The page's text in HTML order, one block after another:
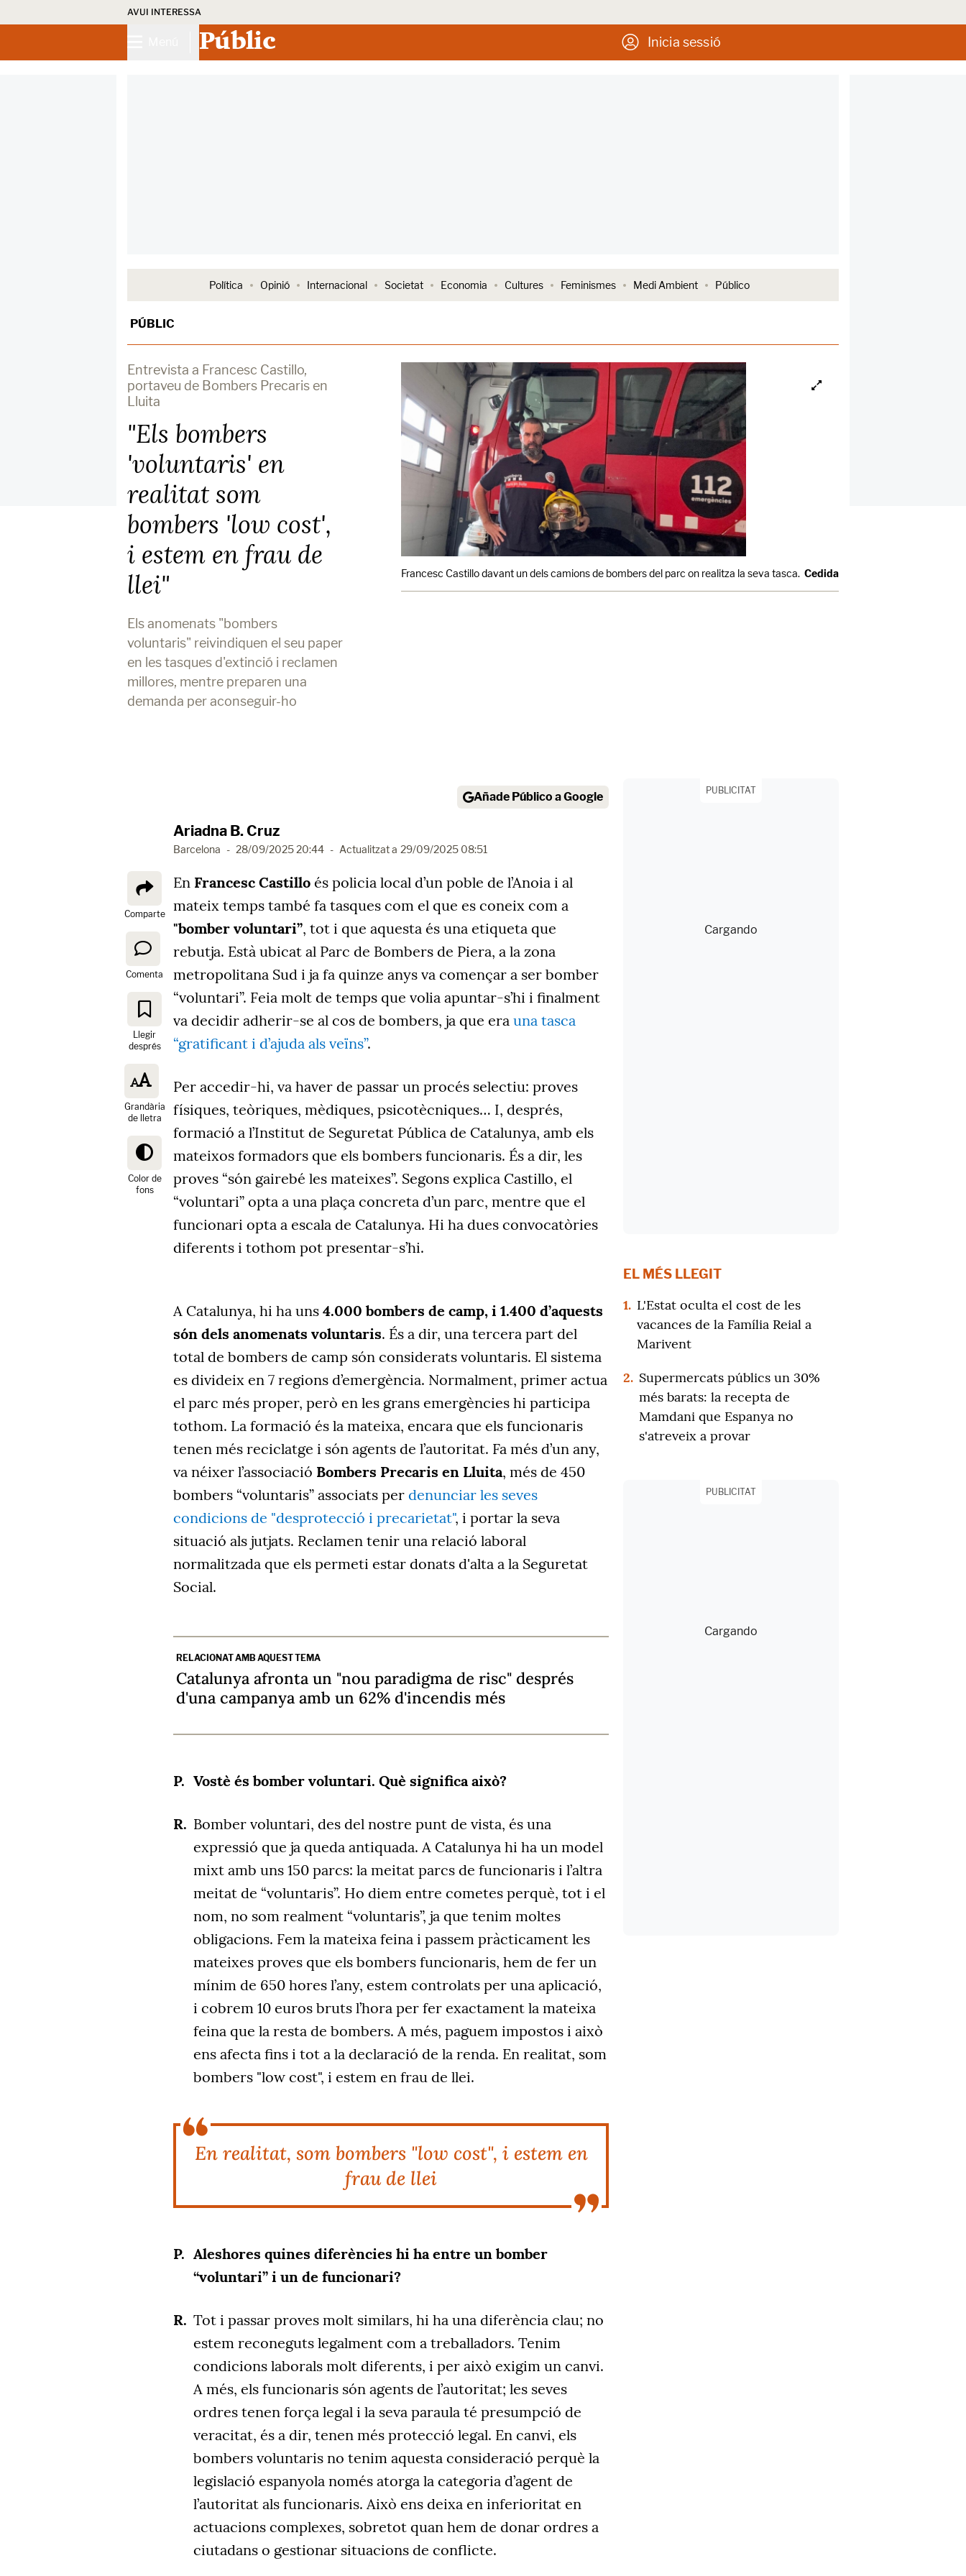
AVUI INTERESSA
Públic Inicia sessió
Política Opinió Internacional Societat Economia Cultures Feminismes Medi Ambient Público
PÚBLIC
Entrevista a Francesc Castillo,
portaveu de Bombers Precaris en
Lluita
"Els bombers
'voluntaris' en
realitat som
bombers 'low cost',
i estem en frau de
llei"
Els anomenats "bombers
voluntaris" reivindiquen el seu paper
en les tasques d'extinció i reclamen
millores, mentre preparen una
demanda per aconseguir-ho
Francesc Castillo davant un dels camions de bombers del parc on realitza la seva tasca. Cedida
Añade Público a Google
Ariadna B. Cruz
Barcelona - 28/09/2025 20:44 - Actualitzat a 29/09/2025 08:51
Comparte
Comenta
Llegir
després
Grandària
de lletra
Color de
fons
En Francesc Castillo és policia local d’un poble de l’Anoia i al
mateix temps també fa tasques com el que es coneix com a
"bomber voluntari”, tot i que aquesta és una etiqueta que
rebutja. Està ubicat al Parc de Bombers de Piera, a la zona
metropolitana Sud i ja fa quinze anys va començar a ser bomber
“voluntari”. Feia molt de temps que volia apuntar-s’hi i finalment
va decidir adherir-se al cos de bombers, ja que era una tasca
“gratificant i d’ajuda als veïns”.
Per accedir-hi, va haver de passar un procés selectiu: proves
físiques, teòriques, mèdiques, psicotècniques… I, després,
formació a l’Institut de Seguretat Pública de Catalunya, amb els
mateixos formadors que els bombers funcionaris. És a dir, les
proves “són gairebé les mateixes”. Segons explica Castillo, el
“voluntari” opta a una plaça concreta d’un parc, mentre que el
funcionari opta a escala de Catalunya. Hi ha dues convocatòries
diferents i tothom pot presentar-s’hi.
A Catalunya, hi ha uns 4.000 bombers de camp, i 1.400 d’aquests
són dels anomenats voluntaris. És a dir, una tercera part del
total de bombers de camp són considerats voluntaris. El sistema
es divideix en 7 regions d’emergència. Normalment, primer actua
el parc més proper, però en les grans emergències hi participa
tothom. La formació és la mateixa, encara que els funcionaris
tenen més reciclatge i són agents de l’autoritat. Fa més d’un any,
va néixer l’associació Bombers Precaris en Lluita, més de 450
bombers “voluntaris” associats per denunciar les seves
condicions de "desprotecció i precarietat", i portar la seva
situació als jutjats. Reclamen tenir una relació laboral
normalitzada que els permeti estar donats d'alta a la Seguretat
Social.
RELACIONAT AMB AQUEST TEMA
Catalunya afronta un "nou paradigma de risc" després
d'una campanya amb un 62% d'incendis més
Vostè és bomber voluntari. Què significa això?
Bomber voluntari, des del nostre punt de vista, és una
expressió que ja queda antiquada. A Catalunya hi ha un model
mixt amb uns 150 parcs: la meitat parcs de funcionaris i l’altra
meitat de “voluntaris”. Ho diem entre cometes perquè, tot i el
nom, no som realment “voluntaris”, ja que tenim moltes
obligacions. Fem la mateixa feina i passem pràcticament les
mateixes proves que els bombers funcionaris, hem de fer un
mínim de 650 hores l’any, estem controlats per una aplicació,
i cobrem 10 euros bruts l’hora per fer exactament la mateixa
feina que la resta de bombers. A més, paguem impostos i això
ens afecta fins i tot a la declaració de la renda. En realitat, som
bombers "low cost", i estem en frau de llei.
En realitat, som bombers "low cost", i estem en
frau de llei
Aleshores quines diferències hi ha entre un bomber
“voluntari” i un de funcionari?
Tot i passar proves molt similars, hi ha una diferència clau; no
estem reconeguts legalment com a treballadors. Tenim
condicions laborals molt diferents, i per això exigim un canvi.
A més, els funcionaris són agents de l’autoritat; les seves
ordres tenen força legal i la seva paraula té presumpció de
veracitat, és a dir, tenen més protecció legal. En canvi, els
bombers voluntaris no tenim aquesta consideració perquè la
legislació espanyola només atorga la categoria d’agent de
l’autoritat als funcionaris. Això ens deixa en inferioritat en
actuacions complexes, sobretot quan hem de donar ordres a
ciutadans o gestionar situacions de conflicte.
PUBLICITAT
EL MÉS LLEGIT
1. L'Estat oculta el cost de les
vacances de la Família Reial a
Marivent
2. Supermercats públics un 30%
més barats: la recepta de
Mamdani que Espanya no
s'atreveix a provar
PUBLICITAT